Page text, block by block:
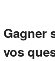
Gagner
vos